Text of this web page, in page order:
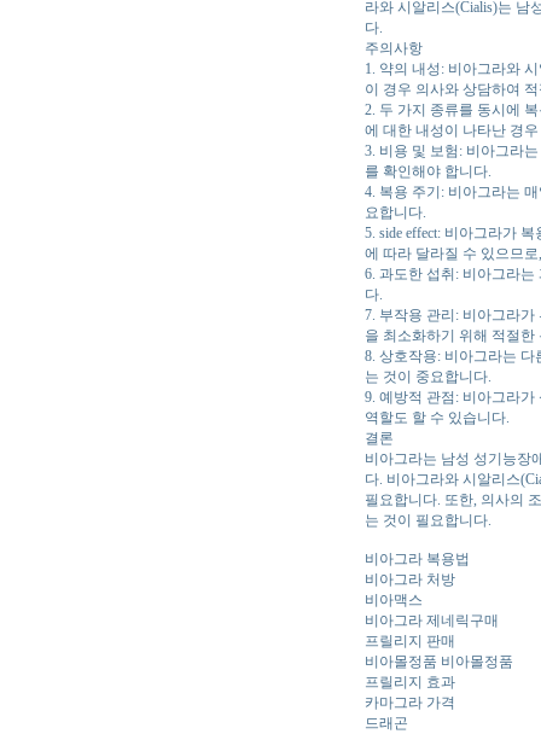
라와 시알리스(Cialis)는 남
다.
주의사항
1. 약의 내성: 비아그라와
이 경우 의사와 상담하여
2. 두 가지 종류를 동시에
에 대한 내성이 나타난 경
3. 비용 및 보험: 비아그라
를 확인해야 합니다.
4. 복용 주기: 비아그라는
요합니다.
5. side effect: 비아그라가
에 따라 달라질 수 있으므
6. 과도한 섭취: 비아그라
다.
7. 부작용 관리: 비아그라
을 최소화하기 위해 적절
8. 상호작용: 비아그라는
는 것이 중요합니다.
9. 예방적 관점: 비아그라
역할도 할 수 있습니다.
결론
비아그라는 남성 성기능장
다. 비아그라와 시알리스
필요합니다. 또한, 의사의
는 것이 필요합니다.
비아그라 복용법
비아그라 처방
비아맥스
비아그라 제네릭구매
프릴리지 판매
비아몰정품 비아몰정품
프릴리지 효과
카마그라 가격
드래곤